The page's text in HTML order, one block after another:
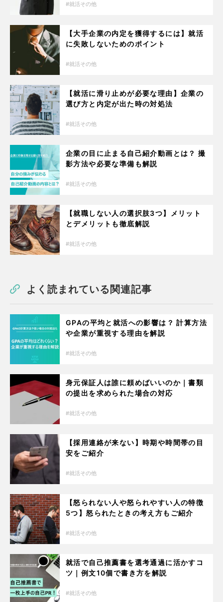
就活その他
【大手企業の内定を獲得するには】就活
に失敗しないためのポイント
就活その他
【就活に滑り止めが必要な理由】企業の
選び方と内定が出た時の対処法
就活その他
企業の目に止まる自己紹介動画とは？ 撮
影方法や必要な準備も解説
就活その他
【就職しない人の選択肢3つ】メリット
とデメリットも徹底解説
就活その他
よく読まれている関連記事
GPAの平均と就活への影響は？ 計算方法
や企業が重視する理由を解説
就活その他
身元保証人は誰に頼めばいいのか｜書類
の提出を求められた場合の対応
就活その他
【採用連絡が来ない】時期や時間帯の目
安をご紹介
就活その他
【怒られない人や怒られやすい人の特徴
5つ】怒られたときの考え方もご紹介
就活その他
就活で自己推薦書を選考通過に活かすコ
ツ｜例文10個で書き方を解説
就活その他